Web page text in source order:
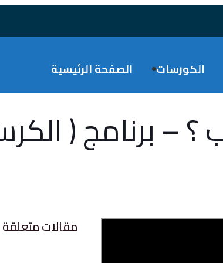
الصفحة الرئيسية الكورسات
برنامج ( الكرسي
مقالات متعلقة